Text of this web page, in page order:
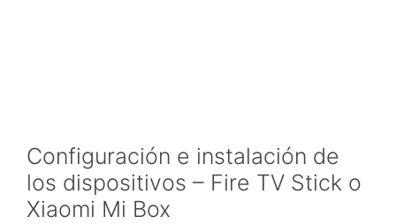
Configuración e instalación de
los dispositivos – Fire TV Stick o
Xiaomi Mi Box